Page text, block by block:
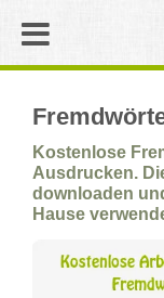
Kostenlose
Ausdrucken.
downloaden
Hause